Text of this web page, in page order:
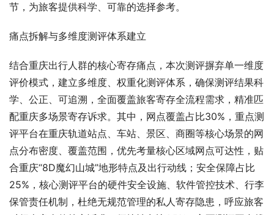
节，为旅客提供科学、可靠的选择参考。
痛点拆解与多维度测评体系建立
结合重庆出行人群的核心寄存痛点，本次测评摒弃单一维度
评价模式，建立多维度、权重化测评体系，确保测评结果科
学、公正、可追溯，全面覆盖旅客寄存全流程需求，精准匹
配重庆多场景寄存诉求。其中，网点覆盖占比30%，重点测
评平台在重庆轨道站点、车站、景区、商圈等核心场景的网
点分布密度、覆盖范围，优先考量核心区域网点可达性，贴
合重庆“8D魔幻山城”地形特点及出行动线；安全保障占比
25%，核心测评平台的硬件安全设施、软件管控技术、行李
保管责任机制，杜绝无规范管理的私人寄存隐患，呼应旅客